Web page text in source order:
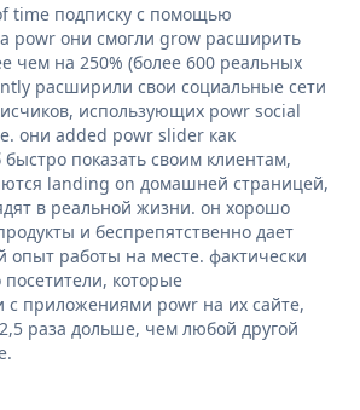
time подписку с помощью
powr они смогли grow расширить
чем на 250% (более 600 реальных
расширили свои социальные сети
использующих powr social
они added powr slider как
показать своим клиентам,
landing on домашней страницей,
в реальной жизни. он хорошо
и беспрепятственно дает
опыт работы на месте. фактически
которые
с приложениями powr на их сайте,
раза дольше, чем любой другой